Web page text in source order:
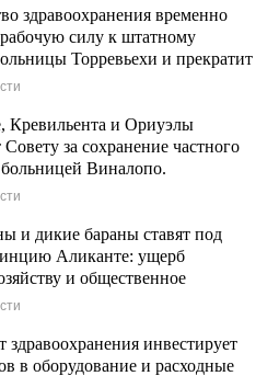
здравоохранения временно
силу к штатному
Торревьехи и прекратит
Кревильента и Ориуэлы
за сохранение частного
Виналопо.
и дикие бараны ставят под
Аликанте: ущерб
и общественное
здравоохранения инвестирует
в оборудование и расходные